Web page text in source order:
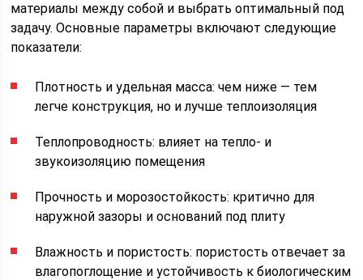
материалы между собой и выбрать оптимальный под
задачу. Основные параметры включают следующие
показатели:
Плотность и удельная масса: чем ниже — тем
легче конструкция, но и лучше теплоизоляция
Теплопроводность: влияет на тепло- и
звукоизоляцию помещения
Прочность и морозостойкость: критично для
наружной зазоры и оснований под плиту
Влажность и пористость: пористость отвечает за
влагопоглощение и устойчивость к биологическим